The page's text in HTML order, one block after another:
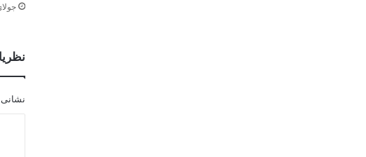
جولای 31,